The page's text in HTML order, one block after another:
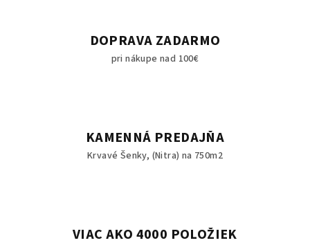
DOPRAVA ZADARMO
pri nákupe nad 100€
KAMENNÁ PREDAJŇA
Krvavé Šenky, (Nitra) na 750m2
VIAC AKO 4000 POLOŽIEK